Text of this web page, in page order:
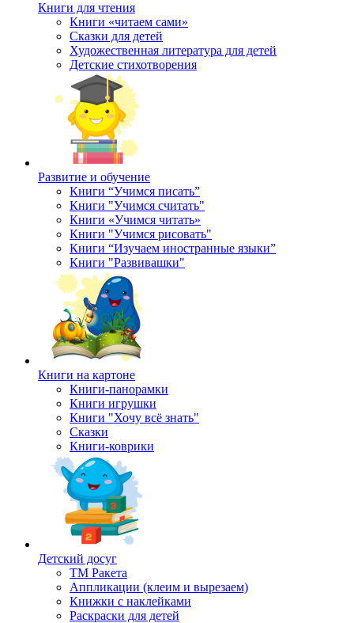
Книги для чтения
Книги «читаем сами»
Сказки для детей
Художественная литература для детей
Детские стихотворения
Развитие и обучение
Книги “Учимся писать”
Книги "Учимся считать"
Книги «Учимся читать»
Книги "Учимся рисовать"
Книги “Изучаем иностранные языки”
Книги "Развивашки"
Книги на картоне
Книги-панорамки
Книги игрушки
Книги "Хочу всё знать"
Сказки
Книги-коврики
Детский досуг
ТМ Ракета
Аппликации (клеим и вырезаем)
Книжки с наклейками
Раскраски для детей